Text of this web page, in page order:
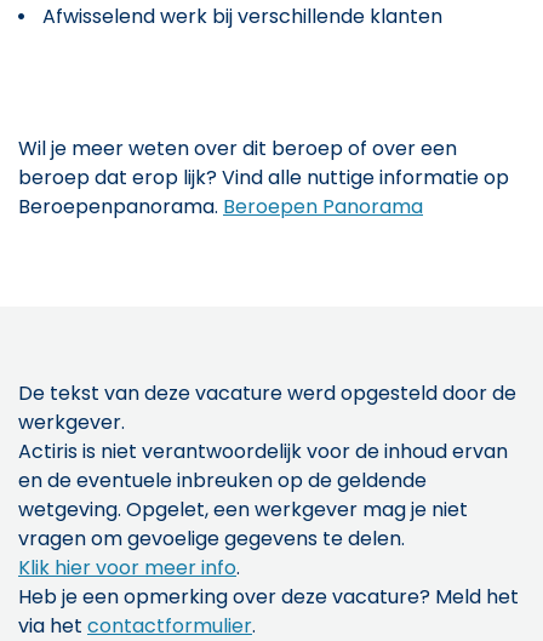
Afwisselend werk bij verschillende klanten
Wil je meer weten over dit beroep of over een
beroep dat erop lijk? Vind alle nuttige informatie op
Beroepenpanorama. Beroepen Panorama
De tekst van deze vacature werd opgesteld door de
werkgever.
Actiris is niet verantwoordelijk voor de inhoud ervan
en de eventuele inbreuken op de geldende
wetgeving. Opgelet, een werkgever mag je niet
vragen om gevoelige gegevens te delen.
Klik hier voor meer info.
Heb je een opmerking over deze vacature? Meld het
via het contactformulier.